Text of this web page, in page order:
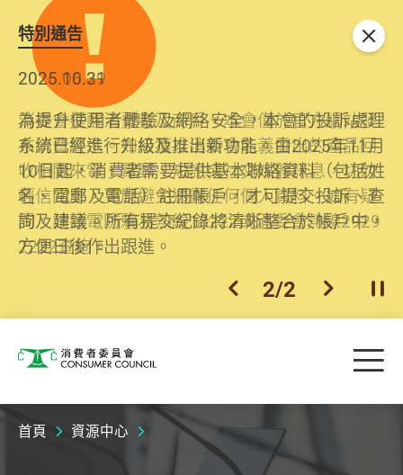
特別通告
2026.06.29
消委會提醒消費者及商戶，本會僅於官方網站發
布消費警示。如接獲以消委會名義發出的產品回
收相關來電、電郵、短訊或社交媒體訊息，切勿
輕信回應，更應避免透露任何個人資料。如有疑
問，請致電防騙易熱線18222或消委會熱線2929
2222查詢。
2025.10.31
為提升使用者體驗及網絡安全，本會的投訴處理
系統已經進行升級及推出新功能。由2025年11月
10日起，消費者需要提供基本聯絡資料（包括姓
名、電郵及電話）註冊帳戶，才可提交投訴、查
詢及建議。所有提交紀錄將清晰整合於帳戶中，
方便日後作出跟進。
上一個
2/2 下一個開
關閉
消費者委員會 目
首頁 資源中心